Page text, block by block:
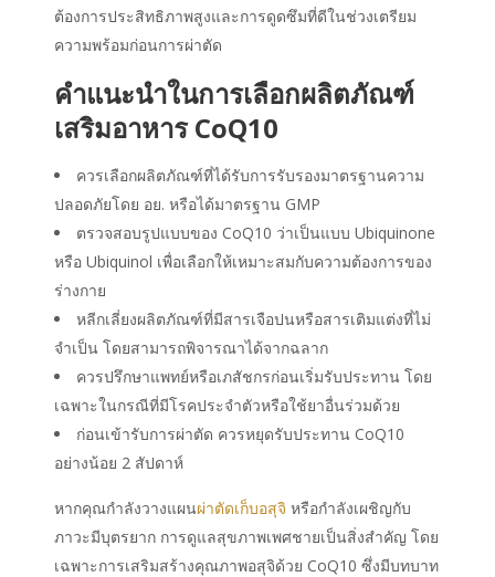
ต้องการประสิทธิภาพสูงและการดูดซึมที่ดีในช่วงเตรียม
ความพร้อมก่อนการผ่าตัด
คำแนะนำในการเลือกผลิตภัณฑ์
เสริมอาหาร CoQ10
ควรเลือกผลิตภัณฑ์ที่ได้รับการรับรองมาตรฐานความ
ปลอดภัยโดย อย. หรือได้มาตรฐาน GMP
ตรวจสอบรูปแบบของ CoQ10 ว่าเป็นแบบ Ubiquinone
หรือ Ubiquinol เพื่อเลือกให้เหมาะสมกับความต้องการของ
ร่างกาย
หลีกเลี่ยงผลิตภัณฑ์ที่มีสารเจือปนหรือสารเติมแต่งที่ไม่
จำเป็น โดยสามารถพิจารณาได้จากฉลาก
ควรปรึกษาแพทย์หรือเภสัชกรก่อนเริ่มรับประทาน โดย
เฉพาะในกรณีที่มีโรคประจำตัวหรือใช้ยาอื่นร่วมด้วย
ก่อนเข้ารับการผ่าตัด ควรหยุดรับประทาน CoQ10
อย่างน้อย 2 สัปดาห์
หากคุณกำลังวางแผนผ่าตัดเก็บอสุจิ หรือกำลังเผชิญกับ
ภาวะมีบุตรยาก การดูแลสุขภาพเพศชายเป็นสิ่งสำคัญ โดย
เฉพาะการเสริมสร้างคุณภาพอสุจิด้วย CoQ10 ซึ่งมีบทบาท